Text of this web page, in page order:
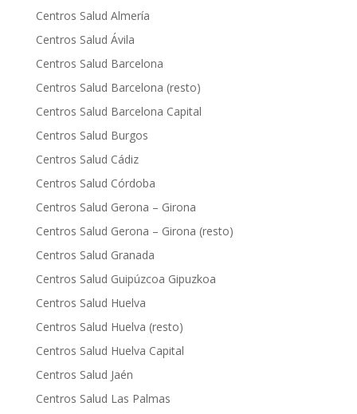
Centros Salud Almería
Centros Salud Ávila
Centros Salud Barcelona
Centros Salud Barcelona (resto)
Centros Salud Barcelona Capital
Centros Salud Burgos
Centros Salud Cádiz
Centros Salud Córdoba
Centros Salud Gerona – Girona
Centros Salud Gerona – Girona (resto)
Centros Salud Granada
Centros Salud Guipúzcoa Gipuzkoa
Centros Salud Huelva
Centros Salud Huelva (resto)
Centros Salud Huelva Capital
Centros Salud Jaén
Centros Salud Las Palmas